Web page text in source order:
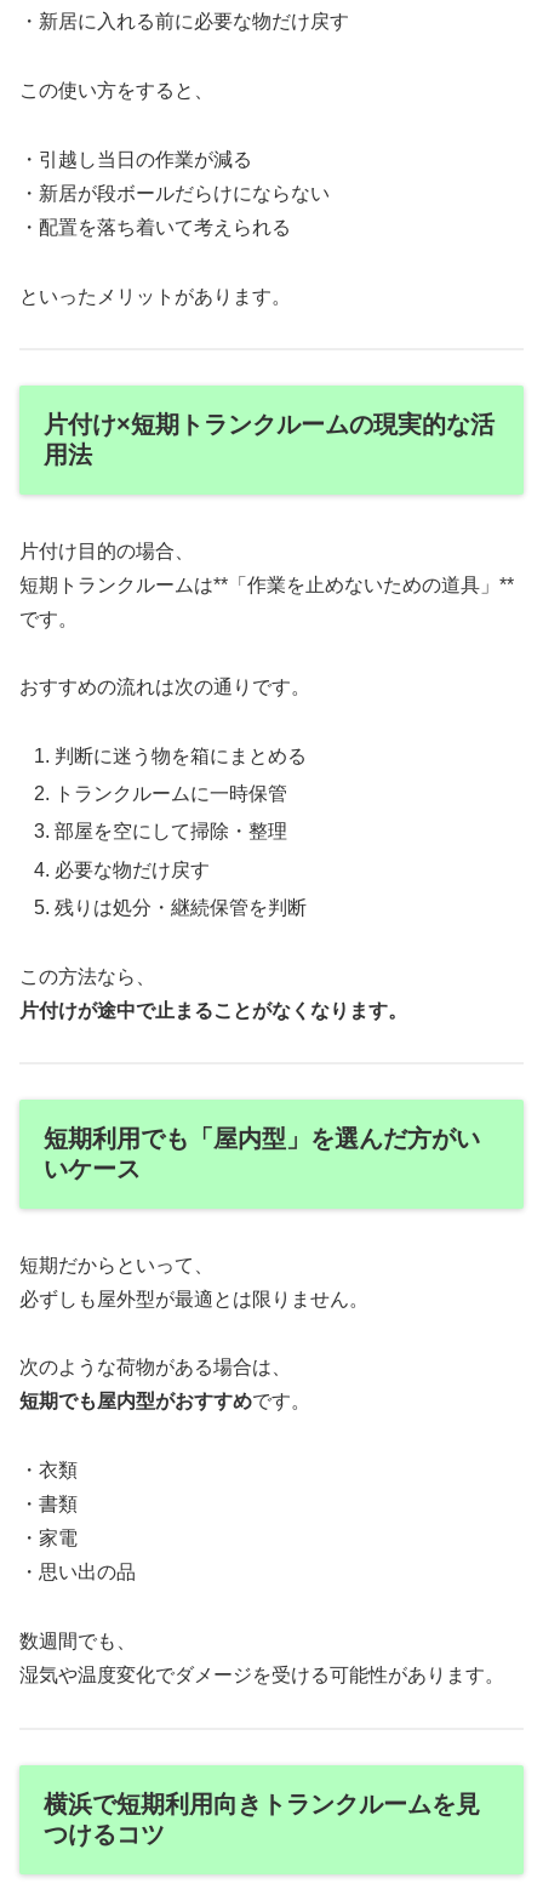
・新居に入れる前に必要な物だけ戻す
この使い方をすると、
・引越し当日の作業が減る
・新居が段ボールだらけにならない
・配置を落ち着いて考えられる
といったメリットがあります。
片付け×短期トランクルームの現実的な活
用法
片付け目的の場合、
短期トランクルームは**「作業を止めないための道具」**
です。
おすすめの流れは次の通りです。
判断に迷う物を箱にまとめる
トランクルームに一時保管
部屋を空にして掃除・整理
必要な物だけ戻す
残りは処分・継続保管を判断
この方法なら、
片付けが途中で止まることがなくなります。
短期利用でも「屋内型」を選んだ方がい
いケース
短期だからといって、
必ずしも屋外型が最適とは限りません。
次のような荷物がある場合は、
短期でも屋内型がおすすめです。
・衣類
・書類
・家電
・思い出の品
数週間でも、
湿気や温度変化でダメージを受ける可能性があります。
横浜で短期利用向きトランクルームを見
つけるコツ